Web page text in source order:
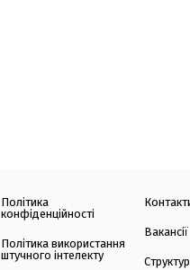
Політика
конфіденційності
Політика використання
штучного інтелекту
Вакансії